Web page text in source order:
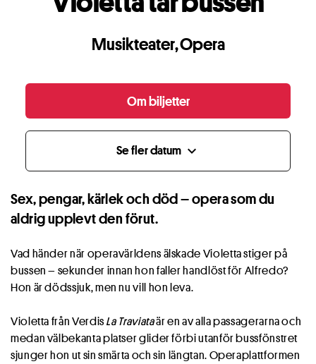
Musikteater,Opera
Om biljetter
Se fler datum expand_more
Sex, pengar, kärlek och död – opera som du
aldrig upplevt den förut.
Vad händer när operavärldens älskade Violetta stiger på
bussen – sekunder innan hon faller handlöst för Alfredo?
Hon är dödssjuk, men nu vill hon leva.
Violetta från VerdisLa Traviataär en av alla passagerarna och
medan välbekanta platser glider förbi utanför bussfönstret
sjunger hon ut sin smärta och sin längtan. Operaplattformen